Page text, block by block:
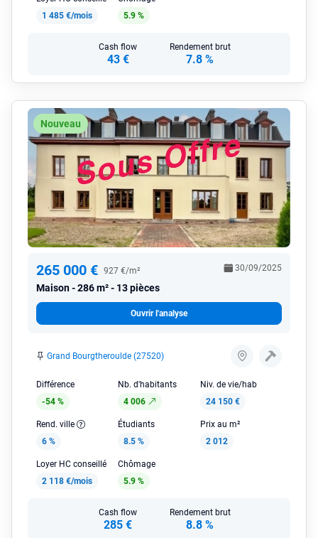
1 485 €/mois
5.9 %
Cash flow
43 €
Rendement brut
7.8 %
Nouveau
265 000 € 927 €/m²
Maison 286 m² - 13 pièces
30/09/2025
Ouvrir l'analyse
Grand Bourgtheroulde (27520)
Différence
-54 %
Nb. d'habitants
4 006
Niv. de vie/hab
24 150 €
Rend. ville
6 %
Étudiants
8.5 %
Prix au m²
2 012
Loyer HC conseillé
2 118 €/mois
Chômage
5.9 %
Cash flow
285 €
Rendement brut
8.8 %